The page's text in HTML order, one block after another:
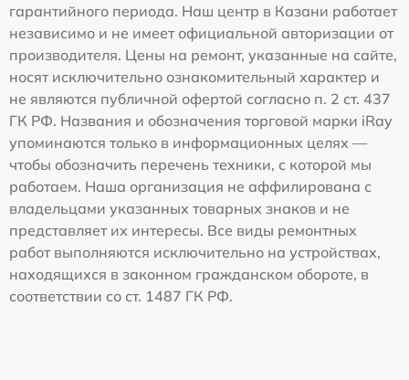
гарантийного периода. Наш центр в Казани работает
независимо и не имеет официальной авторизации от
производителя. Цены на ремонт, указанные на сайте,
носят исключительно ознакомительный характер и
не являются публичной офертой согласно п. 2 ст. 437
ГК РФ. Названия и обозначения торговой марки iRay
упоминаются только в информационных целях —
чтобы обозначить перечень техники, с которой мы
работаем. Наша организация не аффилирована с
владельцами указанных товарных знаков и не
представляет их интересы. Все виды ремонтных
работ выполняются исключительно на устройствах,
находящихся в законном гражданском обороте, в
соответствии со ст. 1487 ГК РФ.